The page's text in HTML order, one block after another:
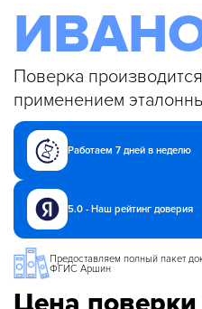
Поверка
применением
Работаем 7 дней в неделю
5.0 - Наш рейтинг доверия
Предоставляем полный пакет
ФГИС Аршин